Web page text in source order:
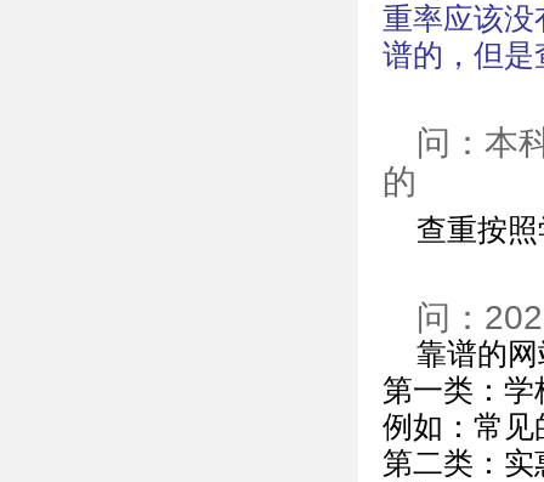
重率应该没
谱的，但是
问：本
的
查重按
问：
靠谱的
第一类：
例如：常见
第二类：